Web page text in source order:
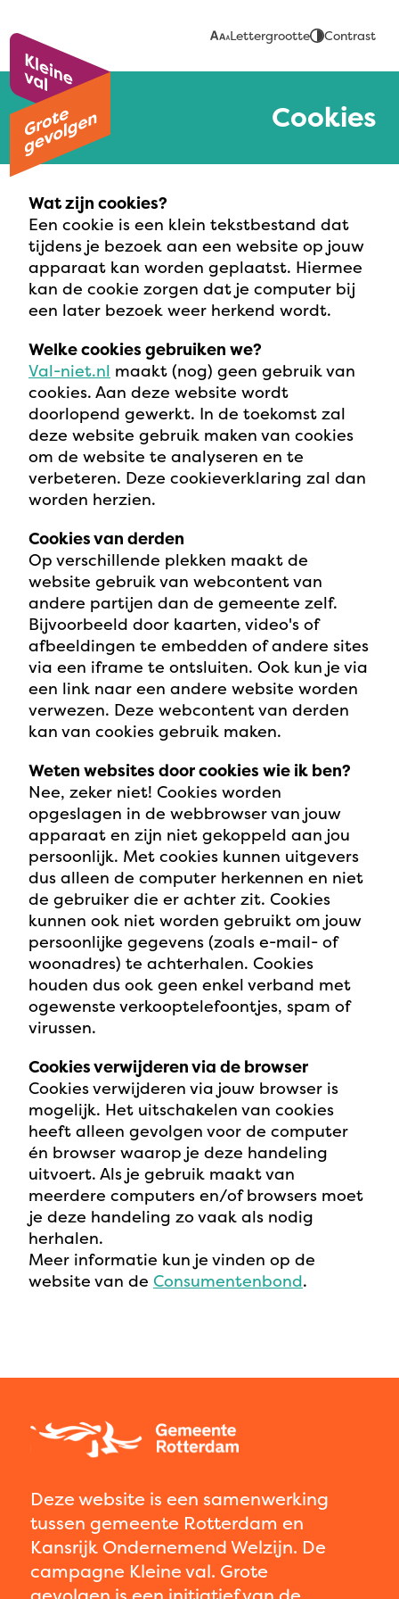
hoofdinhoud
Lettergrootte Contrast
Cookies
Wat zijn cookies?
Een cookie is een klein tekstbestand dat
tijdens je bezoek aan een website op jouw
apparaat kan worden geplaatst. Hiermee
kan de cookie zorgen dat je computer bij
een later bezoek weer herkend wordt.
Welke cookies gebruiken we?
Val-niet.nl maakt (nog) geen gebruik van
cookies. Aan deze website wordt
doorlopend gewerkt. In de toekomst zal
deze website gebruik maken van cookies
om de website te analyseren en te
verbeteren. Deze cookieverklaring zal dan
worden herzien.
Cookies van derden
Op verschillende plekken maakt de
website gebruik van webcontent van
andere partijen dan de gemeente zelf.
Bijvoorbeeld door kaarten, video's of
afbeeldingen te embedden of andere sites
via een iframe te ontsluiten. Ook kun je via
een link naar een andere website worden
verwezen. Deze webcontent van derden
kan van cookies gebruik maken.
Weten websites door cookies wie ik ben?
Nee, zeker niet! Cookies worden
opgeslagen in de webbrowser van jouw
apparaat en zijn niet gekoppeld aan jou
persoonlijk. Met cookies kunnen uitgevers
dus alleen de computer herkennen en niet
de gebruiker die er achter zit. Cookies
kunnen ook niet worden gebruikt om jouw
persoonlijke gegevens (zoals e-mail- of
woonadres) te achterhalen. Cookies
houden dus ook geen enkel verband met
ogewenste verkooptelefoontjes, spam of
virussen.
Cookies verwijderen via de browser
Cookies verwijderen via jouw browser is
mogelijk. Het uitschakelen van cookies
heeft alleen gevolgen voor de computer
én browser waarop je deze handeling
uitvoert. Als je gebruik maakt van
meerdere computers en/of browsers moet
je deze handeling zo vaak als nodig
herhalen.
Meer informatie kun je vinden op de
website van de Consumentenbond.
Deze website is een samenwerking
tussen gemeente Rotterdam en
Kansrijk Ondernemend Welzijn. De
campagne Kleine val. Grote